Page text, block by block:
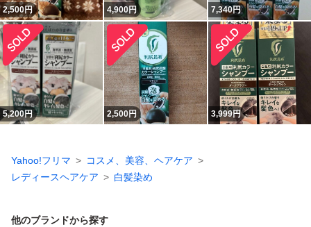
2,500円 4,900円 7,340円
5,200円 2,500円 3,999円
Yahoo!フリマ
コスメ、美容、ヘアケア
レディースヘアケア
白髪染め
他のブランドから探す